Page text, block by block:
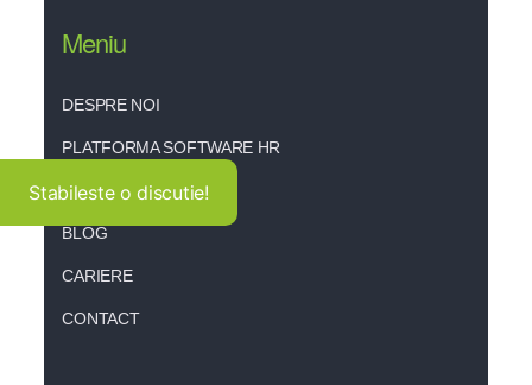
Stabileste o discutie!
Meniu
DESPRE NOI
PLATFORMA SOFTWARE HR
SERVICII HR
BLOG
CARIERE
CONTACT